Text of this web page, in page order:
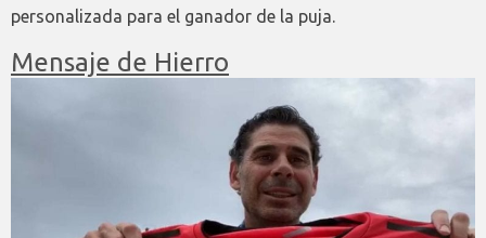
personalizada para el ganador de la puja.
Mensaje de Hierro